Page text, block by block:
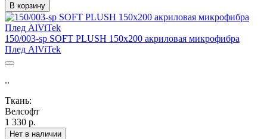
В корзину
150/003-sp SOFT PLUSH 150х200 акриловая микрофибра
Плед AlViTek
..
Ткань:
Велсофт
1 330 р.
Нет в наличии